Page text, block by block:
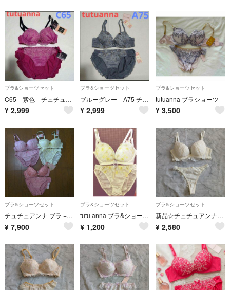
ブラ&ショーツセット
C65 紫色 チュチュアンナ感激のブラ ブラジャー ショーツM セット レース
¥ 2,999
ブラ&ショーツセット
ブルーグレー A75 チュチュアンナ運命のブラ ブラジャー ショーツM セット
¥ 2,999
ブラ&ショーツセット
tutuanna ブラショーツ
¥ 3,500
ブラ&ショーツセット
チュチュアンナ ブラ + ショーツセット C70 ×3
¥ 7,900
ブラ&ショーツセット
tutu anna ブラ&ショーツセット
¥ 1,200
ブラ&ショーツセット
新品☆チュチュアンナC75ブラ＆Tショーツセット☆下着
¥ 2,580